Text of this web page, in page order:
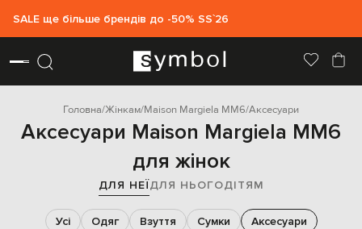
SALE ще більше брендів до -50% SS`26
Головна Жінкам Maison Margiela MM6 Аксесуари
Аксесуари Maison Margiela MM6
для жінок
ДЛЯ НЕЇДЛЯ НЬОГОДІТЯМ
Усі Одяг Взуття Сумки Аксесуари